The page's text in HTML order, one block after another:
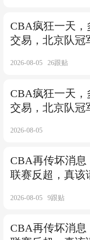
CBA疯狂一天，
交易，北京队冠
2026-08-05 26跟贴
CBA疯狂一天，
交易，北京队冠
2026-08-05
CBA再传坏消息
联赛反超，真该
2026-08-05 9跟贴
CBA再传坏消息